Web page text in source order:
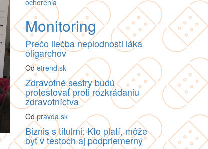
Monitoring
Prečo liečba neplodnosti láka
oligarchov
Odetrend.sk
Zdravotné sestry budú
protestovať proti rozkrádaniu
zdravotníctva
Odpravda.sk
Biznis s titulmi: Kto platí, môže
byť v testoch aj podpriemerný